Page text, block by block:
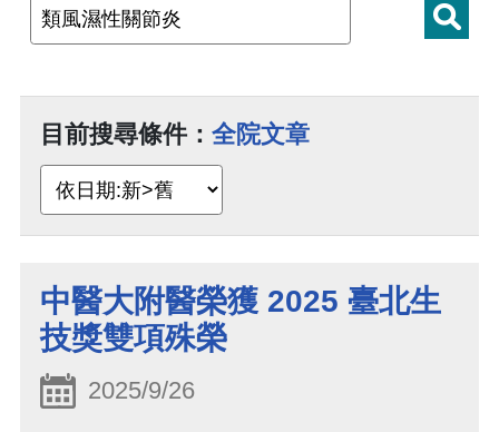
目前搜尋條件： 全院文章
中醫大附醫榮獲 2025 臺北生
技獎雙項殊榮
2025/9/26